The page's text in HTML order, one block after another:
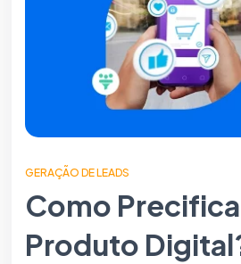
GERAÇÃO DE LEADS
Como
Produto